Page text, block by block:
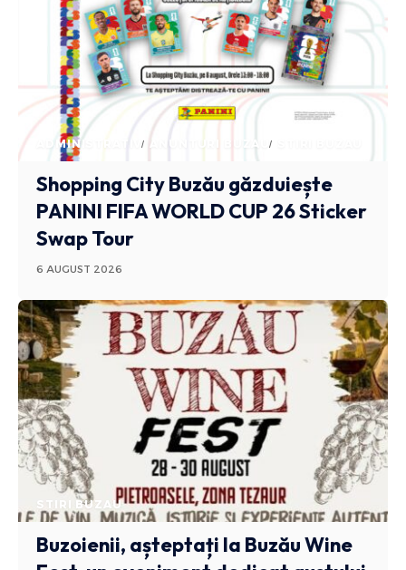
ADMINISTRATIV ANUNTURI BUZAU
Shopping City Buzău găzduiește
PANINI FIFA WORLD CUP 26 Sticker
Swap Tour
6 AUGUST 2026
STIRI BUZAU
Buzoienii, așteptați la Buzău Wine